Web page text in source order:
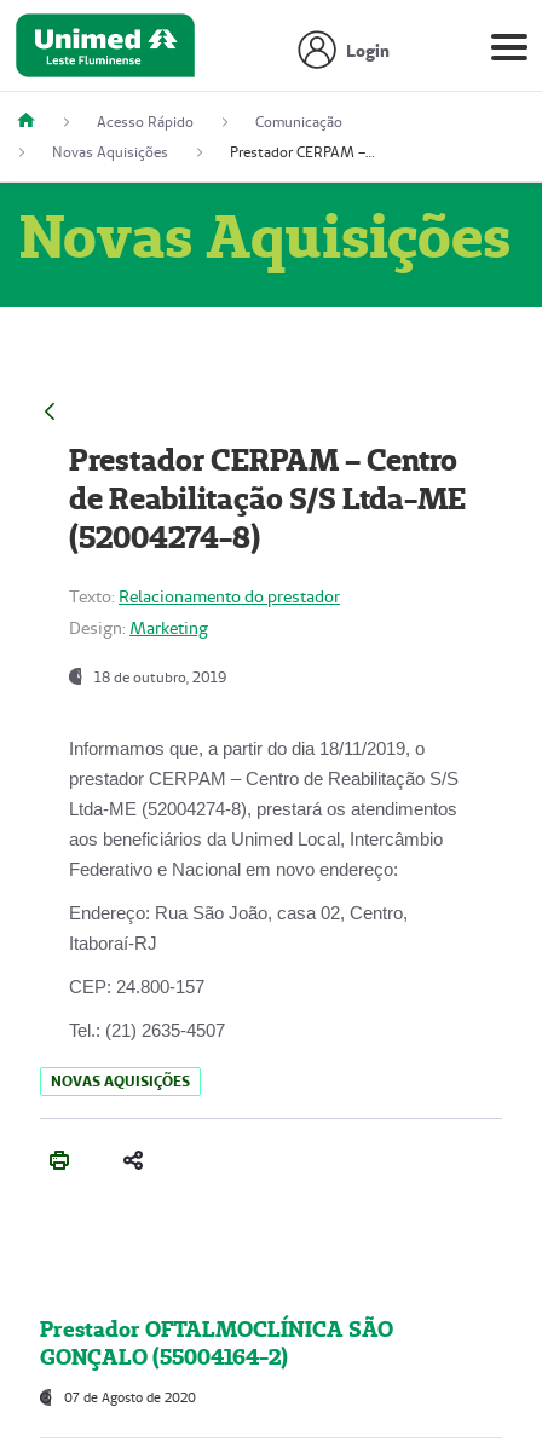
Login
Acesso Rápido
Comunicação
Novas Aquisições
Prestador CERPAM – Centro de Reabilitação S/S Ltda-ME (52004274-8)
Novas Aquisições
Prestador CERPAM – Centro
de Reabilitação S/S Ltda-ME
(52004274-8)
Texto: Relacionamento do prestador
Design: Marketing
18 de outubro, 2019
Informamos que, a partir do dia 18/11/2019, o
prestador CERPAM – Centro de Reabilitação S/S
Ltda-ME (52004274-8), prestará os atendimentos
aos beneficiários da Unimed Local, Intercâmbio
Federativo e Nacional em novo endereço:
Endereço: Rua São João, casa 02, Centro,
Itaboraí-RJ
CEP: 24.800-157
Tel.: (21) 2635-4507
NOVAS AQUISIÇÕES
Prestador OFTALMOCLÍNICA SÃO
GONÇALO (55004164-2)
07 de Agosto de 2020